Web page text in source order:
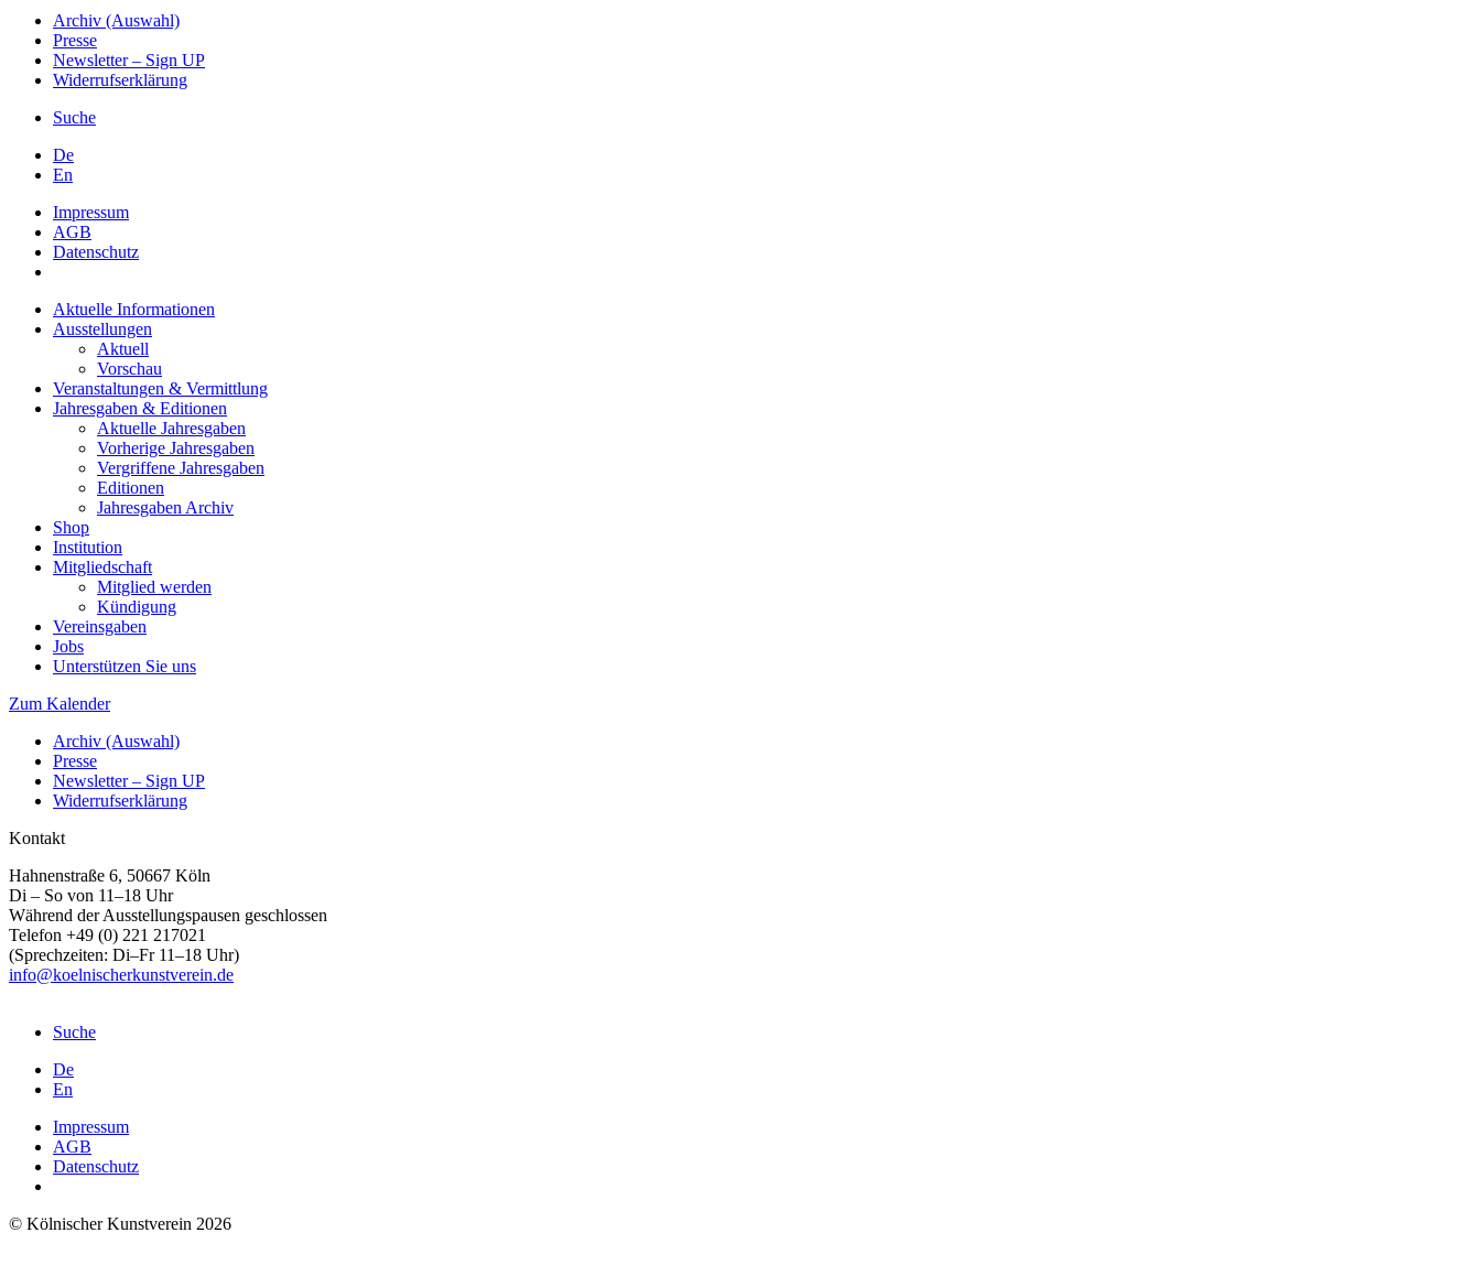
Archiv (Auswahl)
Presse
Newsletter – Sign UP
Widerrufserklärung
Suche
De
En
Impressum
AGB
Datenschutz
Aktuelle Informationen
Ausstellungen
Aktuell
Vorschau
Veranstaltungen & Vermittlung
Jahresgaben & Editionen
Aktuelle Jahresgaben
Vorherige Jahresgaben
Vergriffene Jahresgaben
Editionen
Jahresgaben Archiv
Shop
Institution
Mitgliedschaft
Mitglied werden
Kündigung
Vereinsgaben
Jobs
Unterstützen Sie uns
Zum Kalender
Archiv (Auswahl)
Presse
Newsletter – Sign UP
Widerrufserklärung
Kontakt
Hahnenstraße 6, 50667 Köln
Di – So von 11–18 Uhr
Während der Ausstellungspausen geschlossen
Telefon +49 (0) 221 217021
(Sprechzeiten: Di–Fr 11–18 Uhr)
info@koelnischerkunstverein.de
Suche
De
En
Impressum
AGB
Datenschutz
© Kölnischer Kunstverein 2026